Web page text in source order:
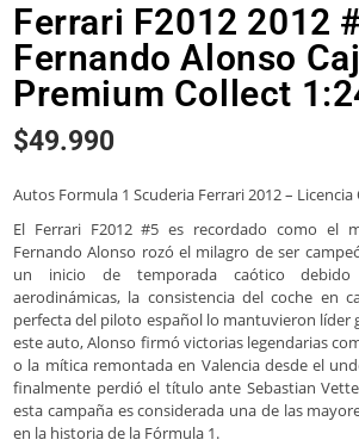
Ferrari F2012 2012
Fernando Alonso
Premium Collect
$49.990
Autos Formula 1 Scuderia Ferrari 2012 –
El Ferrari F2012 #5 es recordado como el
Fernando Alonso rozó el milagro de ser
un inicio de temporada caótico debido
aerodinámicas, la consistencia del coche en
perfecta del piloto español lo mantuvieron líder
este auto, Alonso firmó victorias legendarias
o la mítica remontada en Valencia desde el
finalmente perdió el título ante Sebastian
esta campaña es considerada una de las
en la historia de la Fórmula 1.